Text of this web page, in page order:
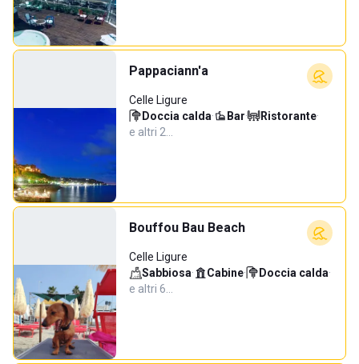
Pappaciann'a
Celle Ligure
Doccia calda· Bar· Ristorante·
e altri 2…
Bouffou Bau Beach
Celle Ligure
Sabbiosa· Cabine· Doccia calda·
e altri 6…